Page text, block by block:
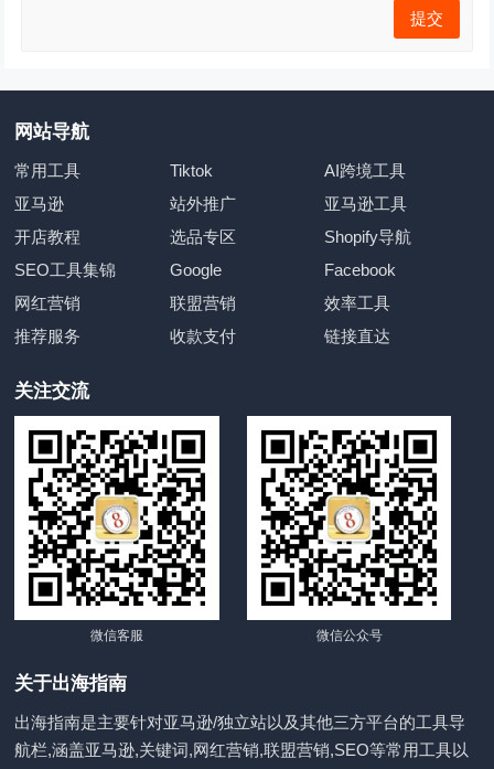
网站导航
常用工具 Tiktok
AI跨境工具
亚马逊
站外推广
亚马逊工具
开店教程
选品专区
Shopify导航
SEO工具集锦
Google
Facebook
网红营销
联盟营销
效率工具
推荐服务
收款支付 链接直达
关注交流
微信客服 微信公众号
关于出海指南
出海指南是主要针对亚马逊/独立站以及其他三方平台的工具导
航栏,涵盖亚马逊,关键词,网红营销,联盟营销,SEO等常用工具以